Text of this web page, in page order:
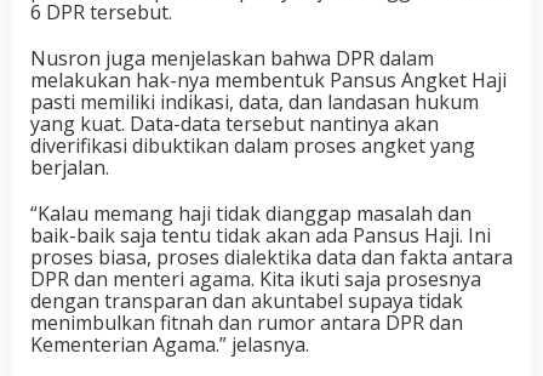
6 DPR tersebut.
Nusron juga menjelaskan bahwa DPR dalam
melakukan hak-nya membentuk Pansus Angket Haji
pasti memiliki indikasi, data, dan landasan hukum
yang kuat. Data-data tersebut nantinya akan
diverifikasi dibuktikan dalam proses angket yang
berjalan.
“Kalau memang haji tidak dianggap masalah dan
baik-baik saja tentu tidak akan ada Pansus Haji. Ini
proses biasa, proses dialektika data dan fakta antara
DPR dan menteri agama. Kita ikuti saja prosesnya
dengan transparan dan akuntabel supaya tidak
menimbulkan fitnah dan rumor antara DPR dan
Kementerian Agama.” jelasnya.